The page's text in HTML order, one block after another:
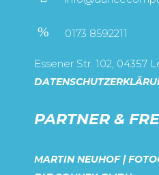
0173 8592211
Essener Str. 102, 04357
PARTNER &
MARTIN NEUHOF |